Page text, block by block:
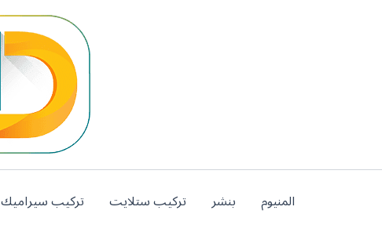
المنيوم بنشر تركيب ستلايت تركيب سيراميك